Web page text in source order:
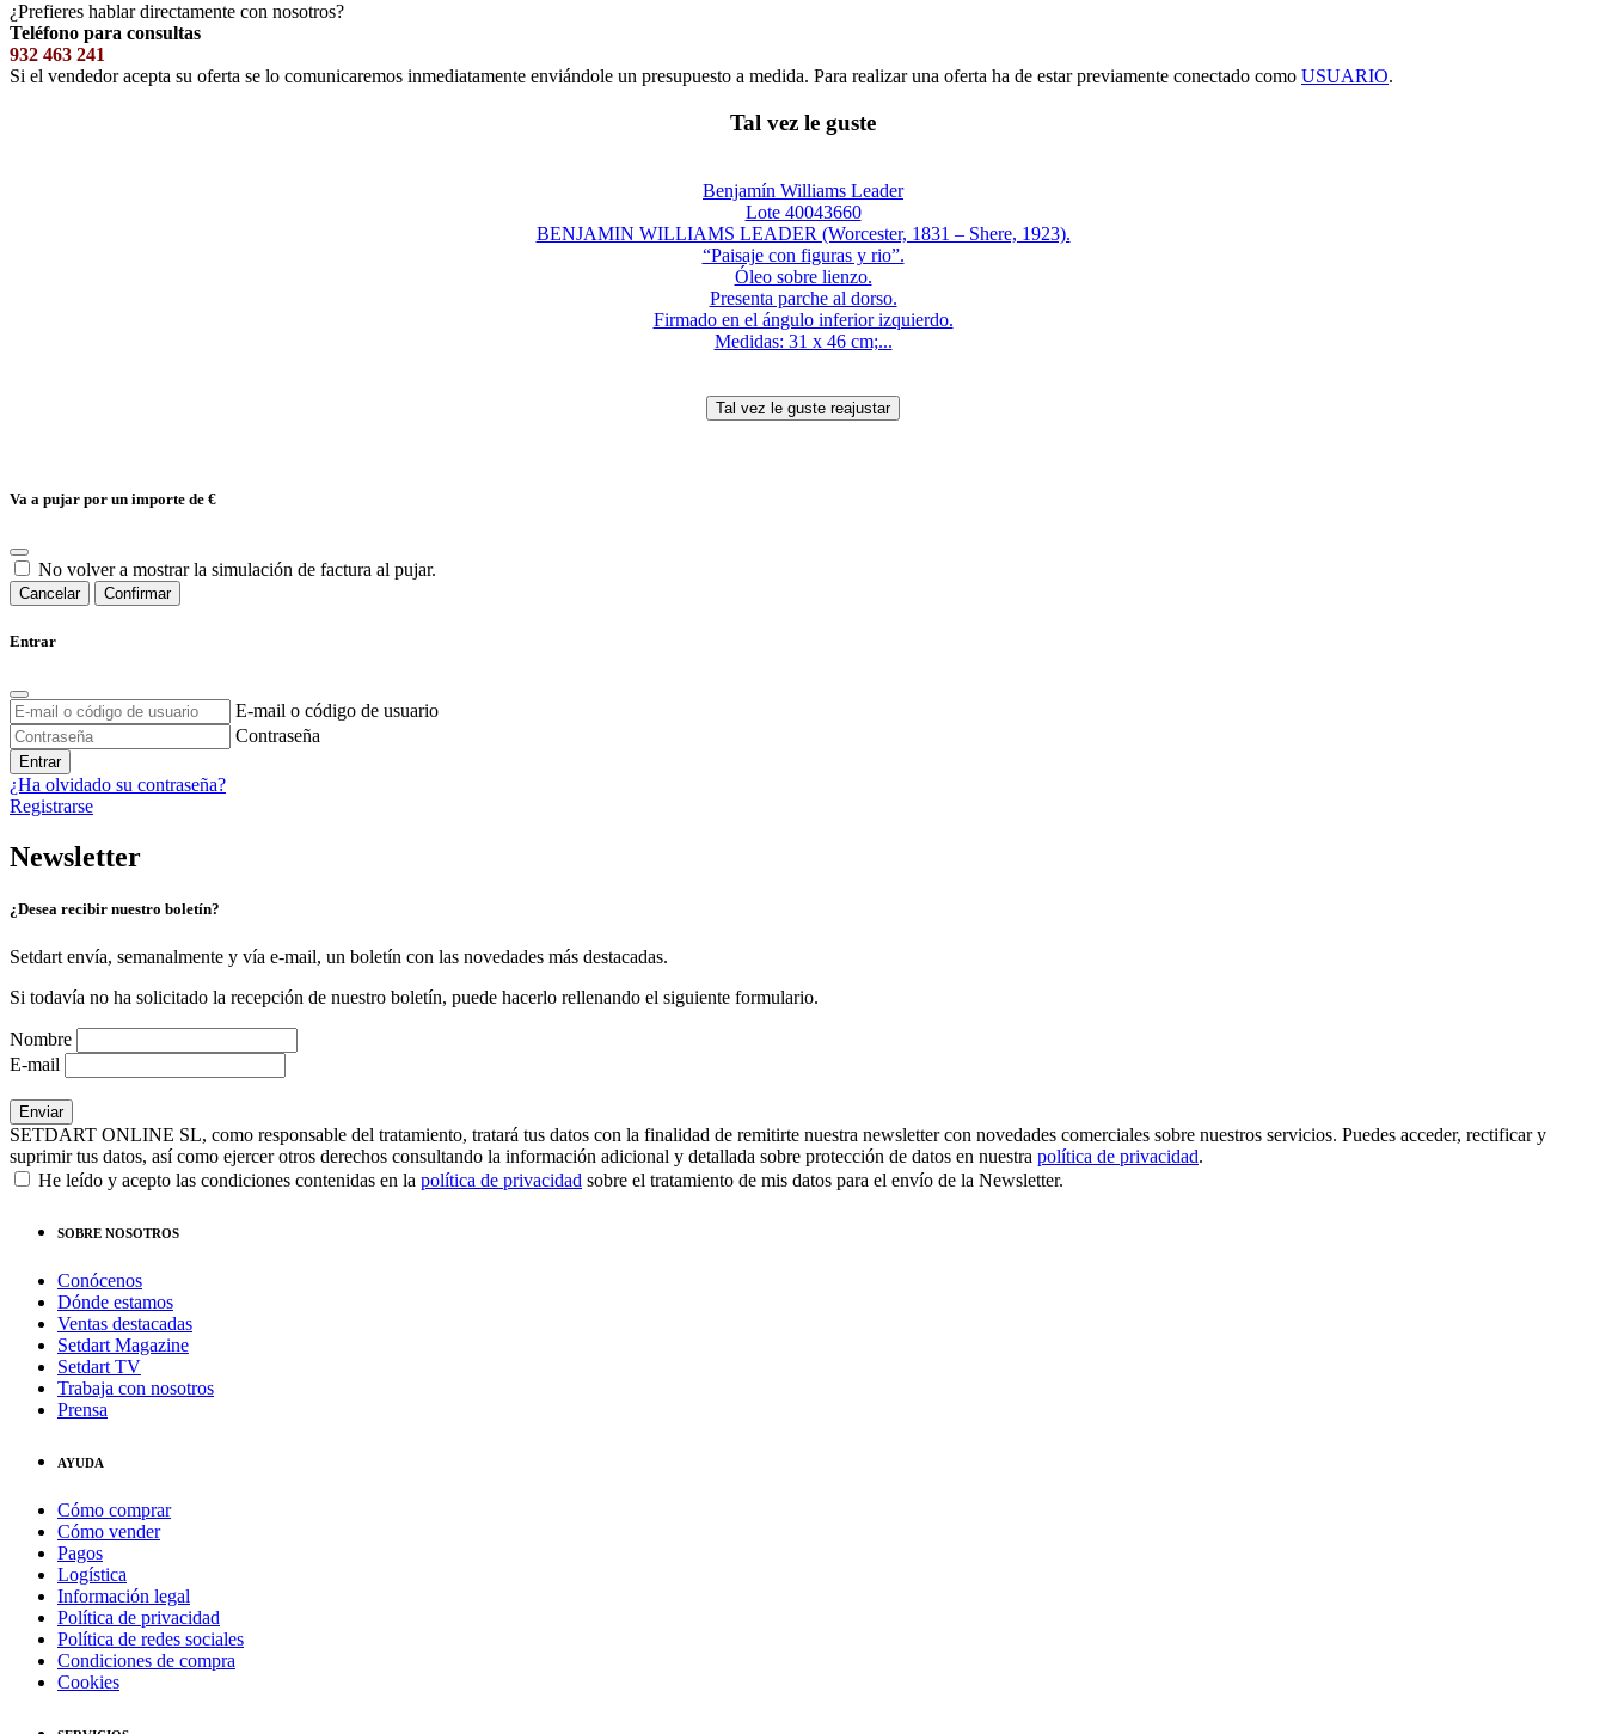
¿Prefieres hablar directamente con nosotros?
Teléfono para consultas
932 463 241
Si el vendedor acepta su oferta se lo comunicaremos inmediatamente enviándole un presupuesto a medida. Para realizar una oferta ha de estar previamente conectado como USUARIO.
Tal vez le guste
Benjamín Williams Leader
Lote 40043660
BENJAMIN WILLIAMS LEADER (Worcester, 1831 – Shere, 1923).
“Paisaje con figuras y rio”.
Óleo sobre lienzo.
Presenta parche al dorso.
Firmado en el ángulo inferior izquierdo.
Medidas: 31 x 46 cm;...
Va a pujar por un importe de €
No volver a mostrar la simulación de factura al pujar.
Cancelar Confirmar
Entrar
E-mail o código de usuario
Contraseña
Entrar
¿Ha olvidado su contraseña?
Registrarse
Newsletter
¿Desea recibir nuestro boletín?
Setdart envía, semanalmente y vía e-mail, un boletín con las novedades más destacadas.
Si todavía no ha solicitado la recepción de nuestro boletín, puede hacerlo rellenando el siguiente formulario.
Nombre
E-mail
SETDART ONLINE SL, como responsable del tratamiento, tratará tus datos con la finalidad de remitirte nuestra newsletter con novedades comerciales sobre nuestros servicios. Puedes acceder, rectificar y
suprimir tus datos, así como ejercer otros derechos consultando la información adicional y detallada sobre protección de datos en nuestra política de privacidad.
He leído y acepto las condiciones contenidas en la política de privacidad sobre el tratamiento de mis datos para el envío de la Newsletter.
SOBRE NOSOTROS
Conócenos
Dónde estamos
Ventas destacadas
Setdart Magazine
Setdart TV
Trabaja con nosotros
Prensa
AYUDA
Cómo comprar
Cómo vender
Pagos
Logística
Información legal
Política de privacidad
Política de redes sociales
Condiciones de compra
Cookies